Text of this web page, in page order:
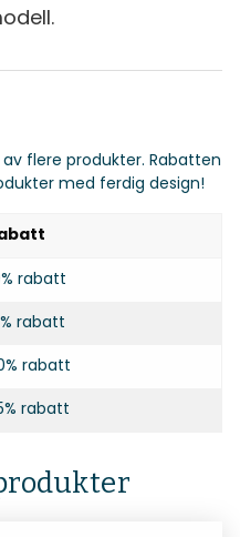
flere produkter. Rabatten
med ferdig design!
rabatt
rabatt
rabatt
rabatt